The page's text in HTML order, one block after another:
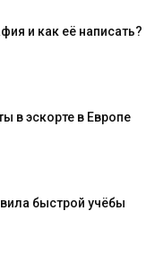
и как её написать?
в эскорте в Европе
быстрой учёбы